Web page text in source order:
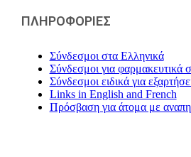
ΠΛΗΡΟΦΟΡΙΕΣ
Σύνδεσμοι στα Ελληνικά
Σύνδεσμοι για φαρμακευτικά
Σύνδεσμοι ειδικά για
Links in English and French
Πρόσβαση για άτομα με